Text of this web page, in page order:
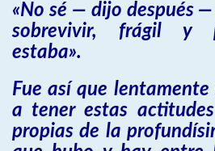
«No sé — dijo después
sobrevivir, frágil y
estaba».
Fue así que
a tener estas
propias de la